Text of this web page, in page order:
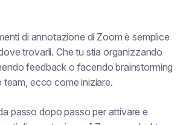
di annotazione di Zoom è semplice
trovarli. Che tu stia organizzando
feedback o facendo brainstorming
ecco come iniziare.
passo dopo passo per attivare e